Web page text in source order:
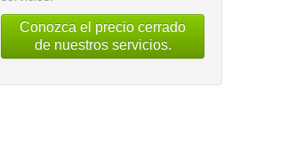
Conozca el precio cerrado
de nuestros servicios.